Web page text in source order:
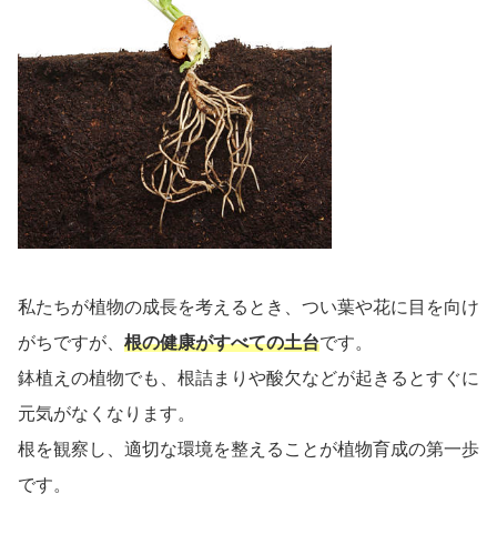
私たちが植物の成長を考えるとき、つい葉や花に目を向け
がちですが、 根の健康がすべての土台です。
鉢植えの植物でも、根詰まりや酸欠などが起きるとすぐに
元気がなくなります。
根を観察し、適切な環境を整えることが植物育成の第一歩
です。